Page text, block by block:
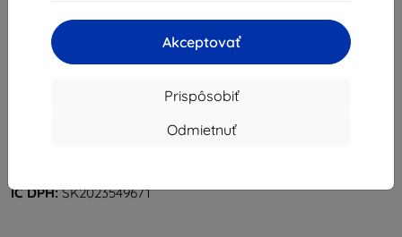
Akceptovať
Prispôsobiť
Odmietnuť
Ulica Rudolfa Mocka 3750/2A
IČ DPH:SK2023549671